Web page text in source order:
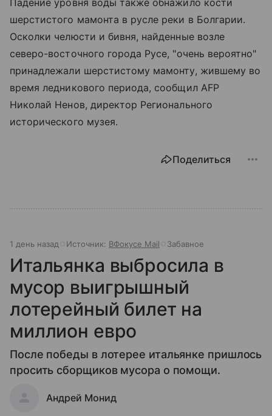
Падение уровня воды также обнажило кости
шерстистого мамонта в русле реки в Болгарии.
Осколки челюсти и бивня, найденные возле
северо-восточного города Русе, "очень вероятно"
принадлежали шерстистому мамонту, жившему во
время ледникового периода, сообщил AFP
Николай Ненов, директор Регионального
исторического музея.
Поделиться
1 день назад Источник: ВФокусе Mail Забавное
Итальянка выбросила в
мусор выигрышный
лотерейный билет на
миллион евро
После победы в лотерее итальянке пришлось
просить сборщиков мусора о помощи.
Андрей Монид